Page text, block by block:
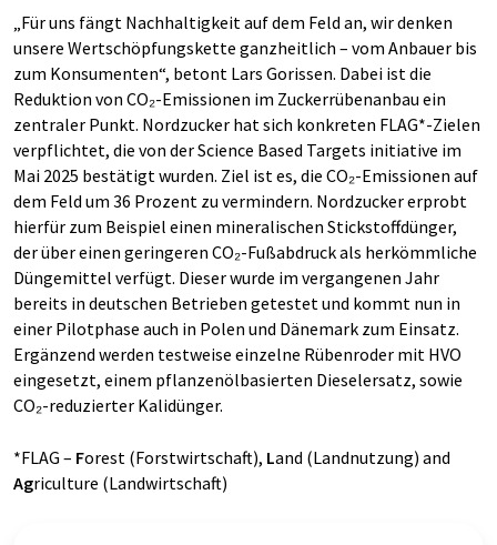
„Für uns fängt Nachhaltigkeit auf dem Feld an, wir denken
unsere Wertschöpfungskette ganzheitlich – vom Anbauer bis
zum Konsumenten“, betont Lars Gorissen. Dabei ist die
Reduktion von CO₂-Emissionen im Zuckerrübenanbau ein
zentraler Punkt. Nordzucker hat sich konkreten FLAG*-Zielen
verpflichtet, die von der Science Based Targets initiative im
Mai 2025 bestätigt wurden. Ziel ist es, die CO₂-Emissionen auf
dem Feld um 36 Prozent zu vermindern. Nordzucker erprobt
hierfür zum Beispiel einen mineralischen Stickstoffdünger,
der über einen geringeren CO₂-Fußabdruck als herkömmliche
Düngemittel verfügt. Dieser wurde im vergangenen Jahr
bereits in deutschen Betrieben getestet und kommt nun in
einer Pilotphase auch in Polen und Dänemark zum Einsatz.
Ergänzend werden testweise einzelne Rübenroder mit HVO
eingesetzt, einem pflanzenölbasierten Dieselersatz, sowie
CO₂-reduzierter Kalidünger.
*FLAG – Forest (Forstwirtschaft), Land (Landnutzung) and
Agriculture (Landwirtschaft)